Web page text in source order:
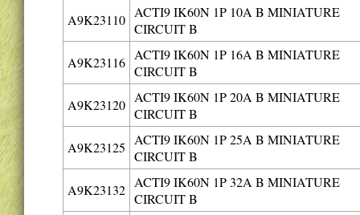
A9K23110 ACTI9 IK60N 1P 10A B MINIATURE
CIRCUIT B
A9K23116 ACTI9 IK60N 1P 16A B MINIATURE
CIRCUIT B
A9K23120 ACTI9 IK60N 1P 20A B MINIATURE
CIRCUIT B
A9K23125
ACTI9 IK60N 1P 25A B MINIATURE
CIRCUIT B
A9K23132 ACTI9 IK60N 1P 32A B MINIATURE
CIRCUIT B